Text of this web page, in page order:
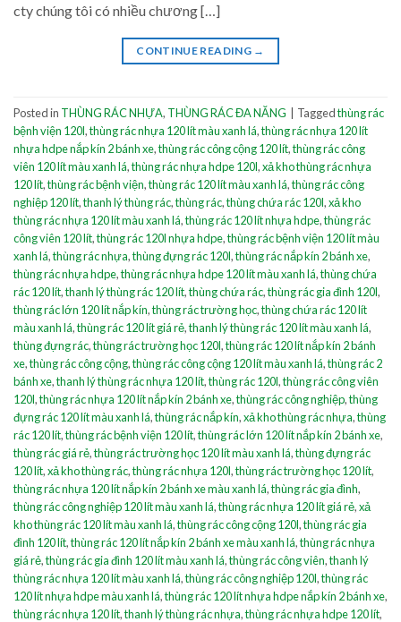
cty chúng tôi có nhiều chương […]
CONTINUE READING →
Posted in THÙNG RÁC NHỰA, THÙNG RÁC ĐA NĂNG Taggedthùng rác
bệnh viện 120l,thùng rác nhựa 120 lít màu xanh lá,thùng rác nhựa 120 lít
nhựa hdpe nắp kín 2 bánh xe,thùng rác công cộng 120 lít,thùng rác công
viên 120 lít màu xanh lá,thùng rác nhựa hdpe 120l,xả kho thùng rác nhựa
120 lít,thùng rác bệnh viện,thùng rác 120 lít màu xanh lá,thùng rác công
nghiệp 120 lít,thanh lý thùng rác,thùng rác,thùng chứa rác 120l,xả kho
thùng rác nhựa 120 lít màu xanh lá,thùng rác 120 lít nhựa hdpe,thùng rác
công viên 120 lít,thùng rác 120l nhựa hdpe,thùng rác bệnh viện 120 lít màu
xanh lá,thùng rác nhựa,thùng đựng rác 120l,thùng rác nắp kín 2 bánh xe,
thùng rác nhựa hdpe,thùng rác nhựa hdpe 120 lít màu xanh lá,thùng chứa
rác 120 lít,thanh lý thùng rác 120 lít,thùng chứa rác,thùng rác gia đình 120l,
thùng rác lớn 120 lít nắp kín,thùng rác trường học,thùng chứa rác 120 lít
màu xanh lá,thùng rác 120 lít giá rẻ,thanh lý thùng rác 120 lít màu xanh lá,
thùng đựng rác,thùng rác trường học 120l,thùng rác 120 lít nắp kín 2 bánh
xe,thùng rác công cộng,thùng rác công cộng 120 lít màu xanh lá,thùng rác 2
bánh xe,thanh lý thùng rác nhựa 120 lít,thùng rác 120l,thùng rác công viên
120l,thùng rác nhựa 120 lít nắp kín 2 bánh xe,thùng rác công nghiệp,thùng
đựng rác 120 lít màu xanh lá,thùng rác nắp kín,xả kho thùng rác nhựa,thùng
rác 120 lít,thùng rác bệnh viện 120 lít,thùng rác lớn 120 lít nắp kín 2 bánh xe,
thùng rác giá rẻ,thùng rác trường học 120 lít màu xanh lá,thùng đựng rác
120 lít,xả kho thùng rác,thùng rác nhựa 120l,thùng rác trường học 120 lít,
thùng rác nhựa 120 lít nắp kín 2 bánh xe màu xanh lá,thùng rác gia đình,
thùng rác công nghiệp 120 lít màu xanh lá,thùng rác nhựa 120 lít giá rẻ,xả
kho thùng rác 120 lít màu xanh lá,thùng rác công cộng 120l,thùng rác gia
đình 120 lít,thùng rác 120 lít nắp kín 2 bánh xe màu xanh lá,thùng rác nhựa
giá rẻ,thùng rác gia đình 120 lít màu xanh lá,thùng rác công viên,thanh lý
thùng rác nhựa 120 lít màu xanh lá,thùng rác công nghiệp 120l,thùng rác
120 lít nhựa hdpe màu xanh lá,thùng rác 120 lít nhựa hdpe nắp kín 2 bánh xe,
thùng rác nhựa 120 lít,thanh lý thùng rác nhựa,thùng rác nhựa hdpe 120 lít,